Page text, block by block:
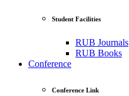
Student Facilities
RUB Journals
RUB Books
Conference
Conference Link